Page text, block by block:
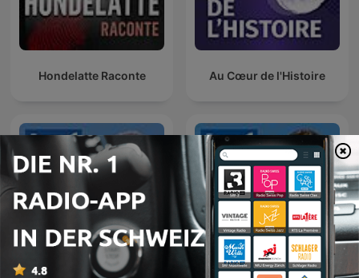
Hondelatte Raconte Au Cœur de l'Histoire